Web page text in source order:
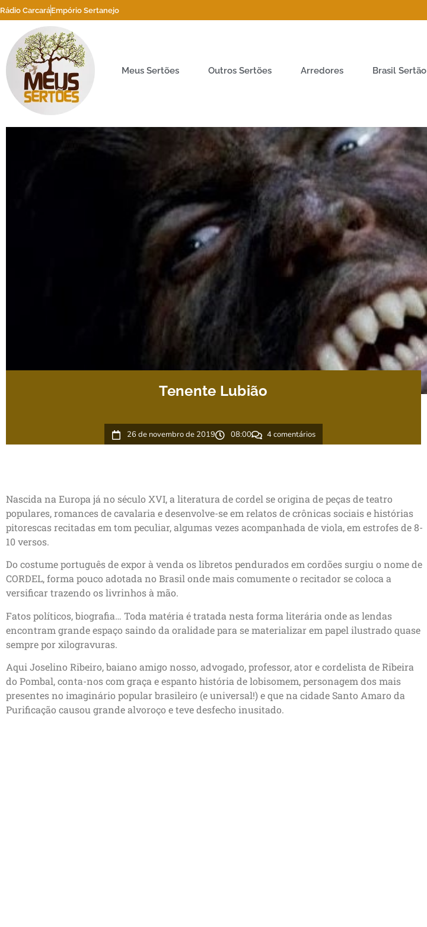
Rádio CarcaráEmpório Sertanejo
Meus Sertões Outros Sertões Arredores Brasil Sertão
Tenente Lubião
26 de novembro de 2019 08:00 4 comentários
Nascida na Europa já no século XVI, a literatura de cordel se origina de peças de teatro
populares, romances de cavalaria e desenvolve-se em relatos de crônicas sociais e histórias
pitorescas recitadas em tom peculiar, algumas vezes acompanhada de viola, em estrofes de 8-
10 versos.
Do costume português de expor à venda os libretos pendurados em cordões surgiu o nome de
CORDEL, forma pouco adotada no Brasil onde mais comumente o recitador se coloca a
versificar trazendo os livrinhos à mão.
Fatos políticos, biografia… Toda matéria é tratada nesta forma literária onde as lendas
encontram grande espaço saindo da oralidade para se materializar em papel ilustrado quase
sempre por xilogravuras.
Aqui Joselino Ribeiro, baiano amigo nosso, advogado, professor, ator e cordelista de Ribeira
do Pombal, conta-nos com graça e espanto história de lobisomem, personagem dos mais
presentes no imaginário popular brasileiro (e universal!) e que na cidade Santo Amaro da
Purificação causou grande alvoroço e teve desfecho inusitado.